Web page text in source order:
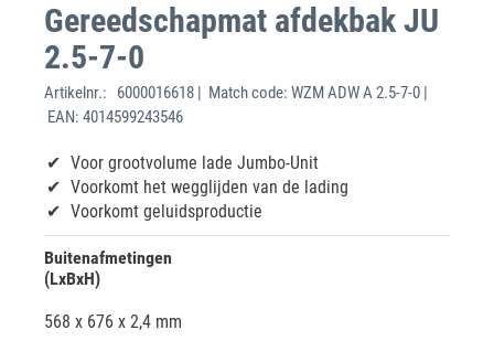
Gereedschapmat afdekbak JU
2.5-7-0
Artikelnr.:
6000016618 | Match code: WZM ADW A 2.5-7-0 |
EAN: 4014599243546
Voor grootvolume lade Jumbo-Unit
Voorkomt het wegglijden van de lading
Voorkomt geluidsproductie
Buitenafmetingen
(LxBxH)
568 x 676 x 2,4 mm